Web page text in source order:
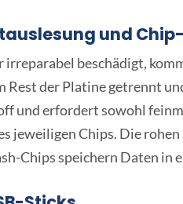
und
beschädigt,
Rest der Platine getrennt
und erfordert sowohl
jeweiligen Chips. Die
Chips speichern Daten